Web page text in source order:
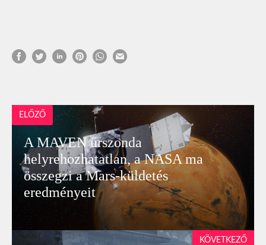
ELŐZŐ
A MAVEN űrszonda
helyrehozhatatlan, a NASA ma
összegzi a Mars-küldetés
eredményeit
KÖVETKEZŐ